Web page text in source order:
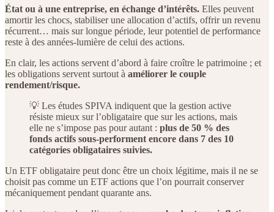
État ou à une entreprise, en échange d’intérêts. Elles peuvent
amortir les chocs, stabiliser une allocation d’actifs, offrir un revenu
récurrent… mais sur longue période, leur potentiel de performance
reste à des années-lumière de celui des actions.
En clair, les actions servent d’abord à faire croître le patrimoine ; et
les obligations servent surtout à améliorer le couple
rendement/risque.
💡 Les études SPIVA indiquent que la gestion active
résiste mieux sur l’obligataire que sur les actions, mais
elle ne s’impose pas pour autant : plus de 50 % des
fonds actifs sous-performent encore dans 7 des 10
catégories obligataires suivies.
Un ETF obligataire peut donc être un choix légitime, mais il ne se
choisit pas comme un ETF actions que l’on pourrait conserver
mécaniquement pendant quarante ans.